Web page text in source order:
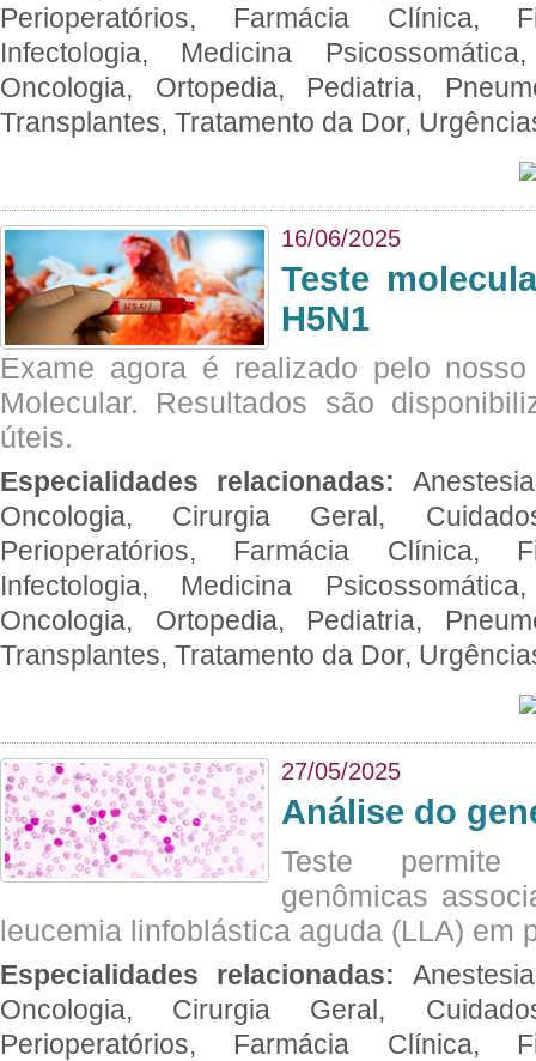
Perioperatórios, Farmácia Clínica,
Infectologia, Medicina
Oncologia, Ortopedia, Pediatria,
Transplantes, Tratamento da Dor,
16/06/2025
Teste
H5N1
Exame agora é realizado pelo
Molecular. Resultados são
úteis.
Especialidades relacionadas:
Oncologia, Cirurgia Geral,
Perioperatórios, Farmácia Clínica,
Infectologia, Medicina
Oncologia, Ortopedia, Pediatria,
Transplantes, Tratamento da Dor,
27/05/2025
Análise do
Teste permite
genômicas
leucemia linfoblástica aguda (LLA) em
Especialidades relacionadas:
Oncologia, Cirurgia Geral,
Perioperatórios, Farmácia Clínica,